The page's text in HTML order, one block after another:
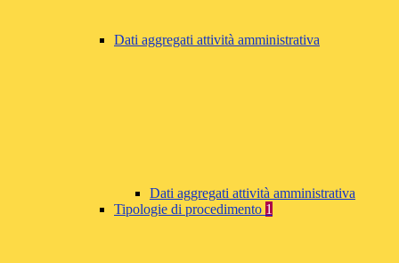
Dati aggregati attività amministrativa
Dati aggregati attività amministrativa
Tipologie di procedimento 1